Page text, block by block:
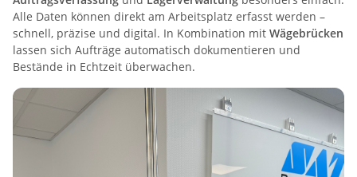
Alle Daten können direkt am Arbeitsplatz erfasst werden –
schnell, präzise und digital. In Kombination mit Wägebrücken
lassen sich Aufträge automatisch dokumentieren und
Bestände in Echtzeit überwachen.